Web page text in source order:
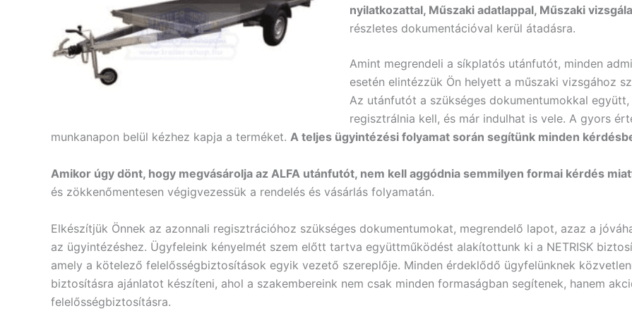
nyilatkozattal, Műszaki adatlappal, Műszaki
részletes dokumentációval kerül átadásra.
Amint megrendeli a síkplatós utánfutót, minden
esetén elintézzük Ön helyett a műszaki vizsgához
Az utánfutót a szükséges dokumentumokkal
regisztrálnia kell, és már indulhat is vele. A gyors
munkanapon belül kézhez kapja a terméket. A teljes ügyintézési folyamat során segítünk minden
Amikor úgy dönt, hogy megvásárolja az ALFA utánfutót, nem kell aggódnia semmilyen formai kérdés
és zökkenőmentesen végigvezessük a rendelés és vásárlás folyamatán.
Elkészítjük Önnek az azonnali regisztrációhoz szükséges dokumentumokat, megrendelő lapot, azaz a
az ügyintézéshez. Ügyfeleink kényelmét szem előtt tartva együttműködést alakítottunk ki a NETRISK
amely a kötelező felelősségbiztosítások egyik vezető szereplője. Minden érdeklődő ügyfelünknek
biztosításra ajánlatot készíteni, ahol a szakembereink nem csak minden formaságban segítenek, hanem
felelősségbiztosításra.